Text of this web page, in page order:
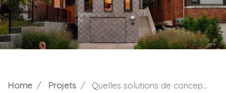
Home Projets Quelles solutions de conception rendent Neville Park unique en son genre?